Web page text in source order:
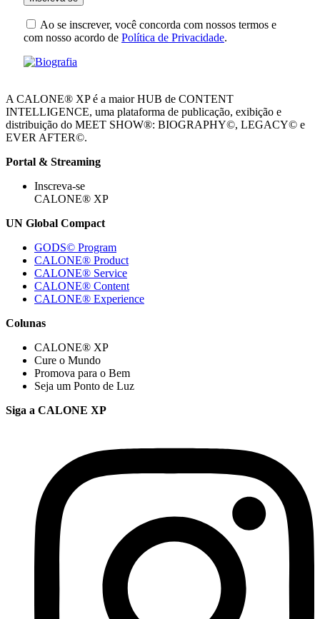
Ao se inscrever, você concorda com nossos termos e
com nosso acordo de Política de Privacidade.
A CALONE® XP é a maior HUB de CONTENT
INTELLIGENCE, uma plataforma de publicação, exibição e
distribuição do MEET SHOW®: BIOGRAPHY©, LEGACY© e
EVER AFTER©.
Portal & Streaming
Inscreva-se
CALONE® XP
UN Global Compact
GODS© Program
CALONE® Product
CALONE® Service
CALONE® Content
CALONE® Experience
Colunas
CALONE® XP
Cure o Mundo
Promova para o Bem
Seja um Ponto de Luz
Siga a CALONE XP